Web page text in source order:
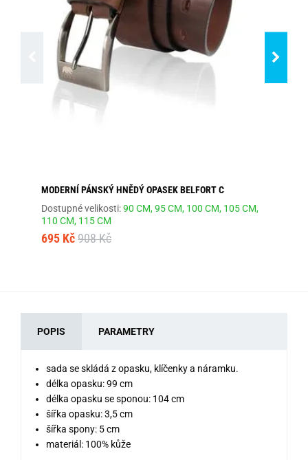
MODERNÍ PÁNSKÝ HNĚDÝ OPASEK BELFORT C
Dostupné velikosti:90 CM,95 CM, 100 CM, 105 CM,
110 CM, 115 CM
695 Kč 908 Kč
POPIS PARAMETRY
sada se skládá z opasku, klíčenky a náramku.
délka opasku: 99 cm
délka opasku se sponou: 104 cm
šířka opasku: 3,5 cm
šířka spony: 5 cm
materiál: 100% kůže